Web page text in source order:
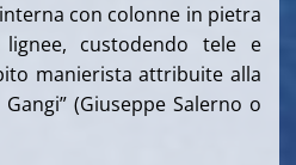
con colonne in pietra
custodendo tele e
manierista attribuite alla
(Giuseppe Salerno o